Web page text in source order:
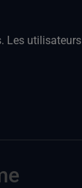
Les utilisateurs